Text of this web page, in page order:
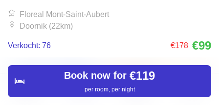
Search Bookings
Book now for €119
per room, per night
Floreal Mont-Saint-Aubert
Doornik (22km)
Verkocht: 76 €178 €99